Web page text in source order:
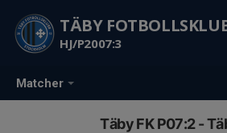
Matcher
TÄBY
HJ/P2007:3
Täby FK P07:2 -